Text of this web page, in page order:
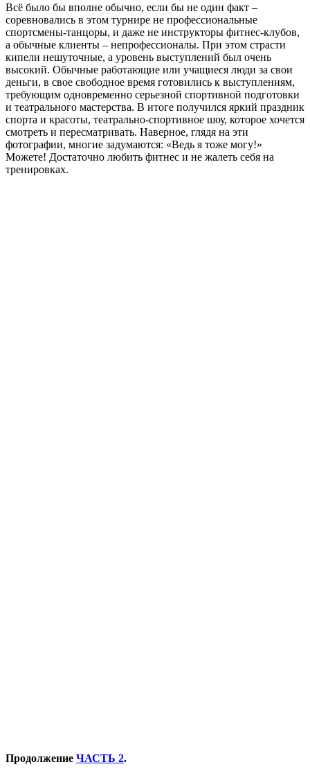
Всё было бы вполне обычно, если бы не один факт –
соревновались в этом турнире не профессиональные
спортсмены-танцоры, и даже не инструкторы фитнес-клубов,
а обычные клиенты – непрофессионалы. При этом страсти
кипели нешуточные, а уровень выступлений был очень
высокий. Обычные работающие или учащиеся люди за свои
деньги, в свое свободное время готовились к выступлениям,
требующим одновременно серьезной спортивной подготовки
и театрального мастерства. В итоге получился яркий праздник
спорта и красоты, театрально-спортивное шоу, которое хочется
смотреть и пересматривать. Наверное, глядя на эти
фотографии, многие задумаются: «Ведь я тоже могу!»
Можете! Достаточно любить фитнес и не жалеть себя на
тренировках.
Продолжение ЧАСТЬ 2.